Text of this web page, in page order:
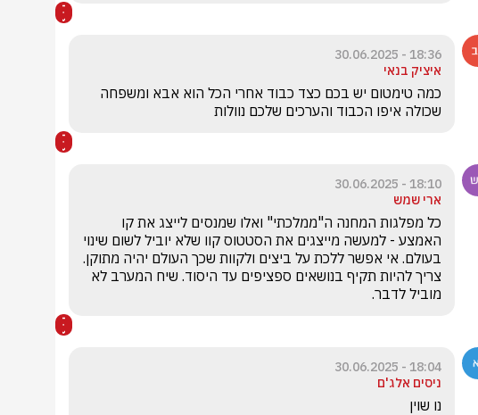
18:36 - 30.06.2025
איציק בנאי
שכולה איפו הכבוד והערכים שלכם נוולות
18:10 - 30.06.2025
ארי שמש
מוביל לדבר.
18:04 - 30.06.2025
ניסים אלג'ם
נו שוין